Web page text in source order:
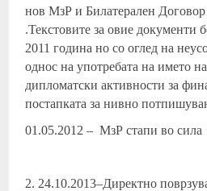
нов МзР и Билатерален Договор
.Текстовите за овие документи
2011 година но со оглед на
однос на употребата на името
дипломатски активности за
постапката за нивно
01.05.2012 – МзР стапи во сила
2. 24.10.2013–Директно